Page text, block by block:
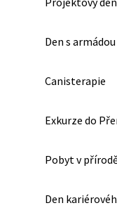
Den s armádou
Canisterapie
Exkurze do
Pobyt v
Den